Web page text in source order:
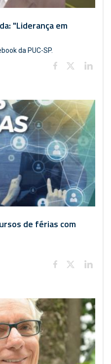
"Liderança em
da PUC-SP.
de férias com